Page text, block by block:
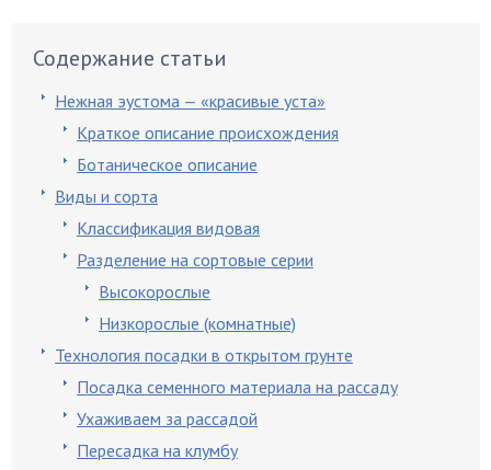
Содержание статьи
Нежная эустома — «красивые уста»
Краткое описание происхождения
Ботаническое описание
Виды и сорта
Классификация видовая
Разделение на сортовые серии
Высокорослые
Низкорослые (комнатные)
Технология посадки в открытом грунте
Посадка семенного материала на рассаду
Ухаживаем за рассадой
Пересадка на клумбу